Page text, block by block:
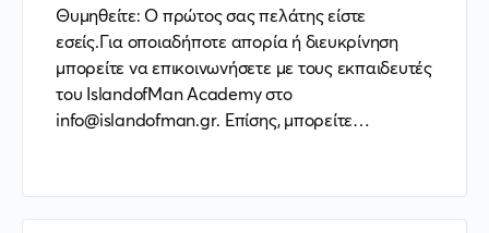
Θυμηθείτε: Ο πρώτος σας πελάτης είστε
εσείς.Για οποιαδήποτε απορία ή διευκρίνηση
μπορείτε να επικοινωνήσετε με τους εκπαιδευτές
του IslandofMan Academy στο
info@islandofman.gr. Επίσης, μπορείτε…